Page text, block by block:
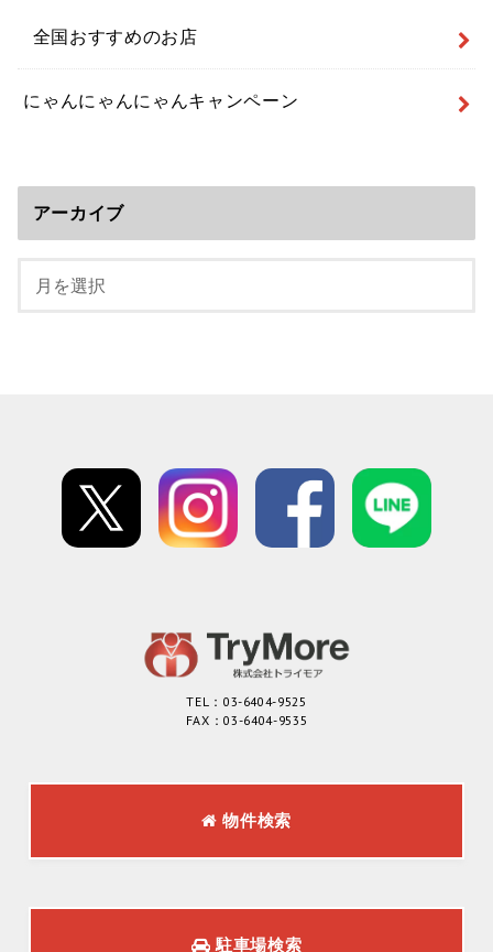
全国おすすめのお店
にゃんにゃんにゃんキャンペーン
アーカイブ
TEL：03-6404-9525
FAX：03-6404-9535
物件検索
駐車場検索